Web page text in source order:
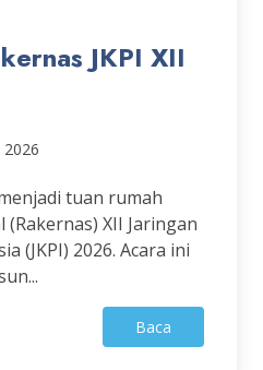
JKPI XII
2026
tuan rumah
XII Jaringan
(JKPI) 2026. Acara ini
Baca